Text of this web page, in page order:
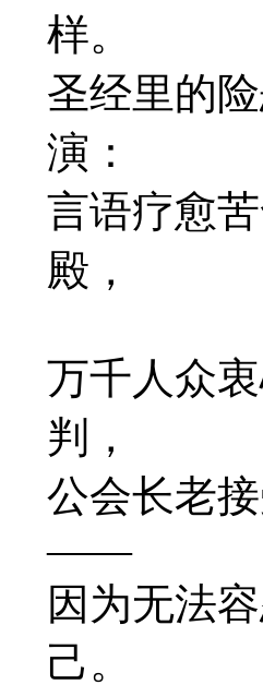
样。
圣经里的
演：
言语疗愈
殿，
万千人众
判，
公会长老
——
因为无法
己。